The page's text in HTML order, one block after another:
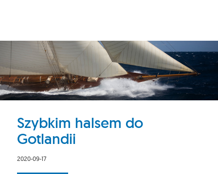
Szybkim halsem do
Gotlandii
2020-09-17